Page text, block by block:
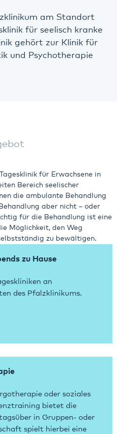
am Standort
für seelisch kranke
gehört zur Klinik für
und Psychotherapie
für Erwachsene in
Bereich seelischer
die ambulante Behandlung
aber nicht – oder
für die Behandlung ist eine
Möglichkeit, den Weg
zu bewältigen.
zu Hause
an
des Pfalzklinikums.
oder soziales
bietet die
in Gruppen- oder
spielt hierbei eine